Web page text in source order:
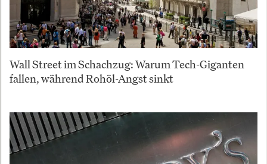
Wall Street im Schachzug: Warum Tech-Giganten
fallen, während Rohöl-Angst sinkt